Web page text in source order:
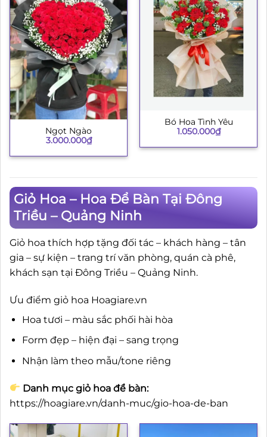
Ngọt Ngào
3.000.000₫
Bó Hoa Tình Yêu
1.050.000₫
Giỏ Hoa – Hoa Để Bàn Tại Đông
Triều – Quảng Ninh
Giỏ hoa thích hợp tặng đối tác – khách hàng – tân
gia – sự kiện – trang trí văn phòng, quán cà phê,
khách sạn tại Đông Triều – Quảng Ninh.
Ưu điểm giỏ hoa Hoagiare.vn
Hoa tươi – màu sắc phối hài hòa
Form đẹp – hiện đại – sang trọng
Nhận làm theo mẫu/tone riêng
Danh mục giỏ hoa để bàn:
https://hoagiare.vn/danh-muc/gio-hoa-de-ban